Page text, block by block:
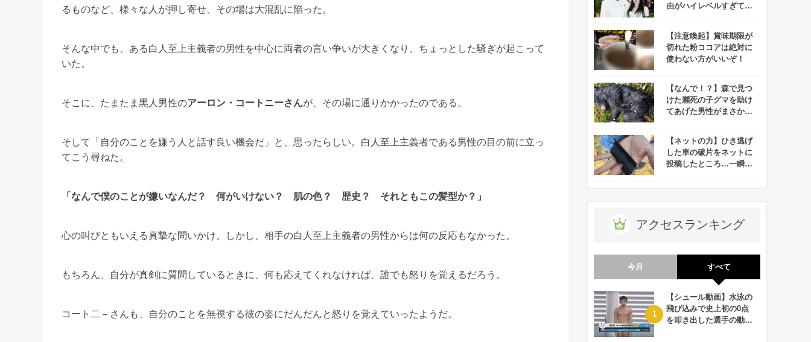
るものなど、様々な人が押し寄せ、その場は大混乱に陥った。
そんな中でも、ある白人至上主義者の男性を中心に両者の言い争いが大きくなり、ちょっとした騒ぎが起こって
いた。
そこに、たまたま黒人男性のアーロン・コートニーさんが、その場に通りかかったのである。
そして「自分のことを嫌う人と話す良い機会だ」と、思ったらしい。白人至上主義者である男性の目の前に立っ
てこう尋ねた。
「なんで僕のことが嫌いなんだ？ 何がいけない？ 肌の色？ 歴史？ それともこの髪型か？」
心の叫びともいえる真摯な問いかけ。しかし、相手の白人至上主義者の男性からは何の反応もなかった。
もちろん、自分が真剣に質問しているときに、何も応えてくれなければ、誰でも怒りを覚えるだろう。
コート二－さんも、自分のことを無視する彼の姿にだんだんと怒りを覚えていったようだ。
由がハイレベルすぎて誰
【注意喚起】賞味期限が
切れた粉ココアは絶対に
使わない方がいいぞ！
【なんで！？】森で見つ
けた瀕死の子グマを助け
てあげた男性がまさかの
【ネットの力】ひき逃げ
した車の破片をネットに
投稿したところ…一瞬で
アクセスランキング
今月 すべて
【シュール動画】水泳の
飛び込みで史上初の0点
を叩き出した選手の動画